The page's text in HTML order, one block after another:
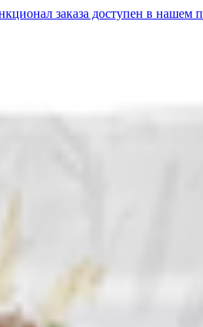
заказа доступен в нашем
прованские травы» « NutVill»
Снеки-хлебцы «Розмарин и чеснок»